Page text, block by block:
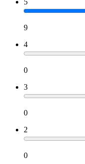
5
9
4
0
3
0
2
0